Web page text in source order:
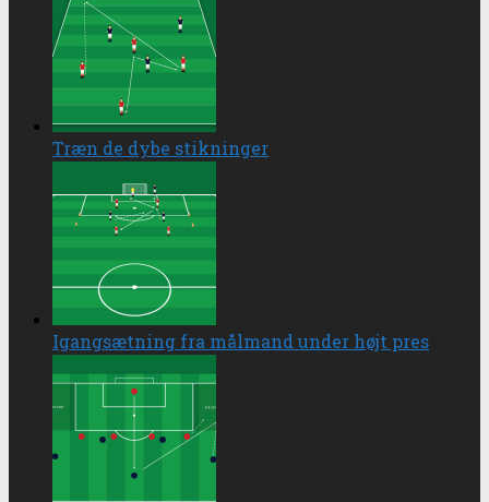
Træn de dybe stikninger
Igangsætning fra målmand under højt pres